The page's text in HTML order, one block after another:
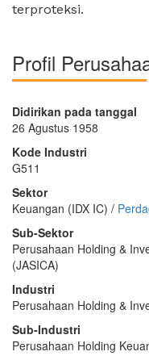
terproteksi.
Profil
Didirikan pada tanggal
26 Agustus 1958
Kode Industri
G511
Sektor
Keuangan (IDX IC) /
Sub-Sektor
Perusahaan Holding &
(JASICA)
Industri
Perusahaan Holding &
Sub-Industri
Perusahaan Holding